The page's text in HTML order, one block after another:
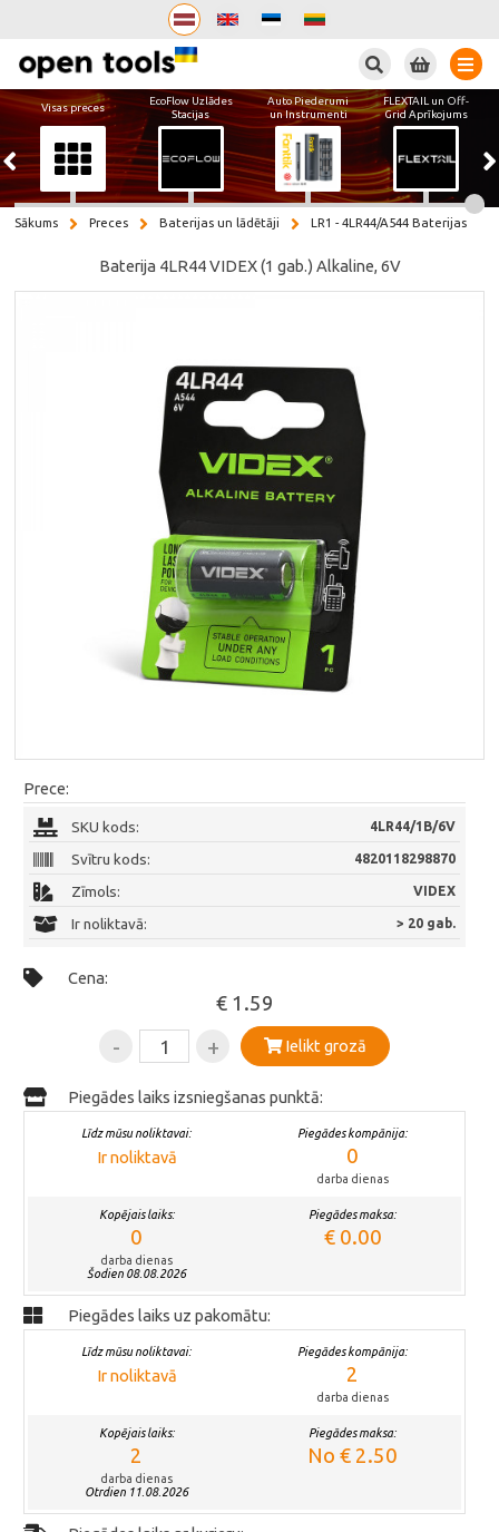
Visas preces
EcoFlow Uzlādes
Stacijas
Auto Piederumi
un Instrumenti
FLEXTAIL un Off-
Grid Aprīkojums
Sākums Preces Baterijas un lādētāji LR1 - 4LR44/A544 Baterijas
Baterija 4LR44 VIDEX (1 gab.) Alkaline, 6V
Prece:
SKU kods: 4LR44/1B/6V
Svītru kods: 4820118298870
Zīmols: VIDEX
Ir noliktavā: > 20 gab.
Cena:
€ 1.59
- + Ielikt grozā
Piegādes laiks izsniegšanas punktā:
Līdz mūsu noliktavai:
Ir noliktavā
Piegādes kompānija:
0
darba dienas
Kopējais laiks:
0
darba dienas
Šodien 08.08.2026
Piegādes maksa:
€ 0.00
Piegādes laiks uz pakomātu:
Līdz mūsu noliktavai:
Ir noliktavā
Piegādes kompānija:
2
darba dienas
Kopējais laiks:
2
darba dienas
Otrdien 11.08.2026
Piegādes maksa:
No € 2.50